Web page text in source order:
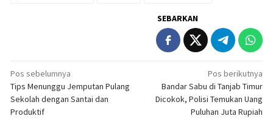
SEBARKAN
Navigasi
pos
Pos sebelumnya
Tips Menunggu Jemputan Pulang
Sekolah dengan Santai dan
Produktif
Pos berikutnya
Bandar Sabu di Tanjab Timur
Dicokok, Polisi Temukan Uang
Puluhan Juta Rupiah